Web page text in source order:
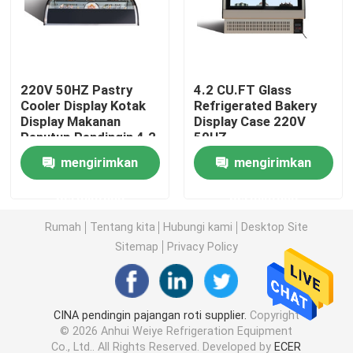
Jangkauan Di Kulkas
Di Bawah Meja Kulkas Freezer
Kulkas Tirai Udara
pendingin tampilan daging
Pembuat Es Komersial
220V 50HZ Pastry
Cooler Display Kotak
Display Makanan
Penutup Pendingin 4.2
CU.FT
mengirimkan
4.2 CU.FT Glass
Refrigerated Bakery
Display Case 220V
50HZ
mengirimkan
Rumah Tentang kita Hubungi kami
Desktop Site
Sitemap
Privacy Policy
CINA pendingin pajangan roti supplier. Copyright
© 2026 Anhui Weiye Refrigeration Equipment
Co., Ltd.. All Rights Reserved. Developed by ECER